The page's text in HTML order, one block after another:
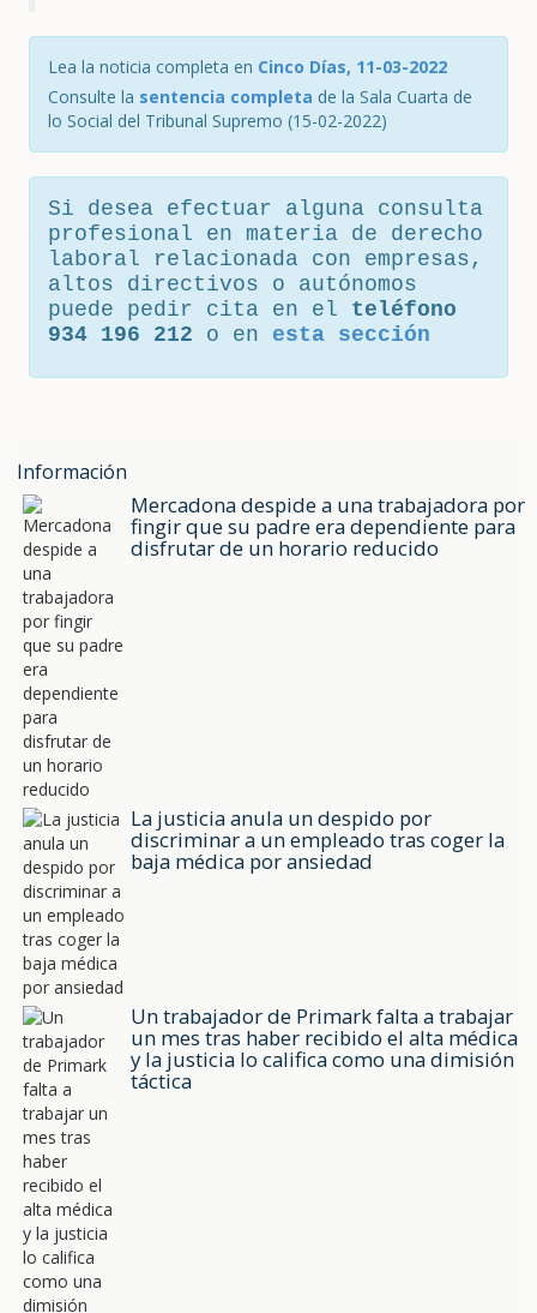
Lea la noticia completa en Cinco Días, 11-03-2022
Consulte la sentencia completa de la Sala Cuarta de
lo Social del Tribunal Supremo (15-02-2022)
Si desea efectuar alguna consulta
profesional en materia de derecho
laboral relacionada con empresas,
altos directivos o autónomos
puede pedir cita en el teléfono
934 196 212 o en esta sección
Información
Mercadona despide a una trabajadora por
fingir que su padre era dependiente para
disfrutar de un horario reducido
La justicia anula un despido por
discriminar a un empleado tras coger la
baja médica por ansiedad
Un trabajador de Primark falta a trabajar
un mes tras haber recibido el alta médica
y la justicia lo califica como una dimisión
táctica